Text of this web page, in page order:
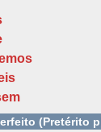
(Pretérito